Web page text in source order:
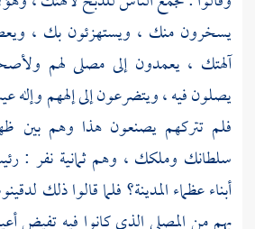
يسخرون منك ، ويستهزئون بك ،
آلهتك ، يعمدون إلى مصلى لهم
يصلون فيه ، ويتضرعون إلى إلههم وإله
فلم تتركهم يصنعون هذا وهم بين
سلطانك وملكك ، وهم ثمانية نفر :
أبناء عظماء المدينة؟ فلما قالوا ذلك